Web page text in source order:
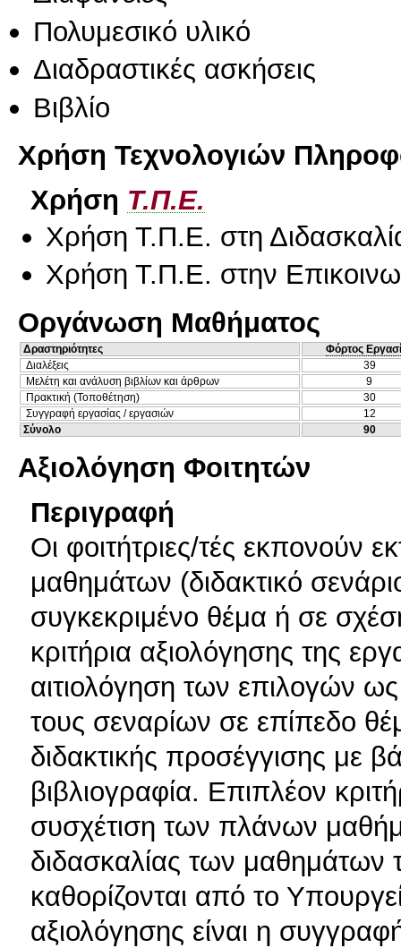
Πολυμεσικό υλικό
Διαδραστικές ασκήσεις
Βιβλίο
Χρήση Τεχνολογιών
Χρήση Τ.Π.Ε.
Χρήση Τ.Π.Ε. στη
Χρήση Τ.Π.Ε. στην
Οργάνωση Μαθήματος
Δραστηριότητες
Φόρτος
Διαλέξεις
39
Μελέτη και ανάλυση βιβλίων και άρθρων
9
Πρακτική (Τοποθέτηση)
30
Συγγραφή εργασίας / εργασιών
12
Σύνολο
90
Αξιολόγηση Φοιτητών
Περιγραφή
Οι φοιτήτριες/τές εκπονούν
μαθημάτων (διδακτικό
συγκεκριμένο θέμα ή σε
κριτήρια αξιολόγησης της
αιτιολόγηση των επιλογών
τους σεναρίων σε επίπεδο
διδακτικής προσέγγισης με
βιβλιογραφία. Επιπλέον
συσχέτιση των πλάνων
διδασκαλίας των μαθημάτων
καθορίζονται από το
αξιολόγησης είναι η